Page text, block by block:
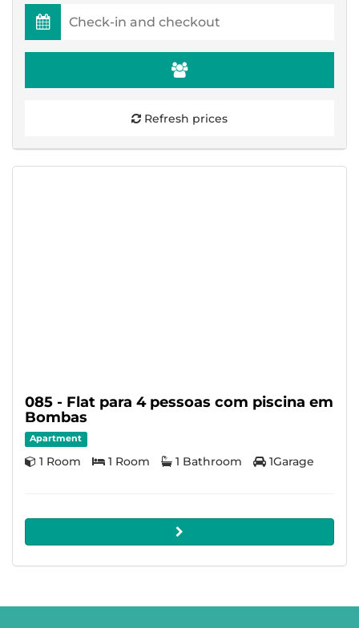
Refresh prices
085 - Flat para 4 pessoas com piscina em
Bombas
Apartment
1 Room 1 Room 1 Bathroom 1Garage